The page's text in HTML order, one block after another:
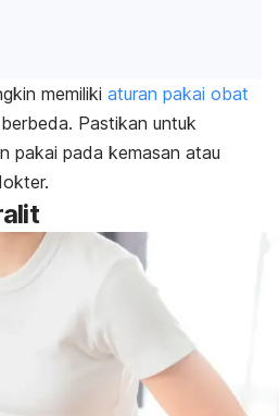
memiliki aturan pakai obat
Pastikan untuk
pakai pada kemasan atau